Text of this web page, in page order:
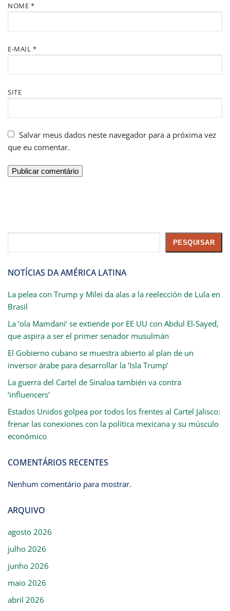
NOME *
E-MAIL *
SITE
Salvar meus dados neste navegador para a próxima vez
que eu comentar.
PESQUISAR
NOTÍCIAS DA AMÉRICA LATINA
La pelea con Trump y Milei da alas a la reelección de Lula en
Brasil
La ‘ola Mamdani’ se extiende por EE UU con Abdul El-Sayed,
que aspira a ser el primer senador musulmán
El Gobierno cubano se muestra abierto al plan de un
inversor árabe para desarrollar la ‘Isla Trump’
La guerra del Cartel de Sinaloa también va contra
‘influencers’
Estados Unidos golpea por todos los frentes al Cartel Jalisco:
frenar las conexiones con la política mexicana y su músculo
económico
COMENTÁRIOS RECENTES
Nenhum comentário para mostrar.
ARQUIVO
agosto 2026
julho 2026
junho 2026
maio 2026
abril 2026